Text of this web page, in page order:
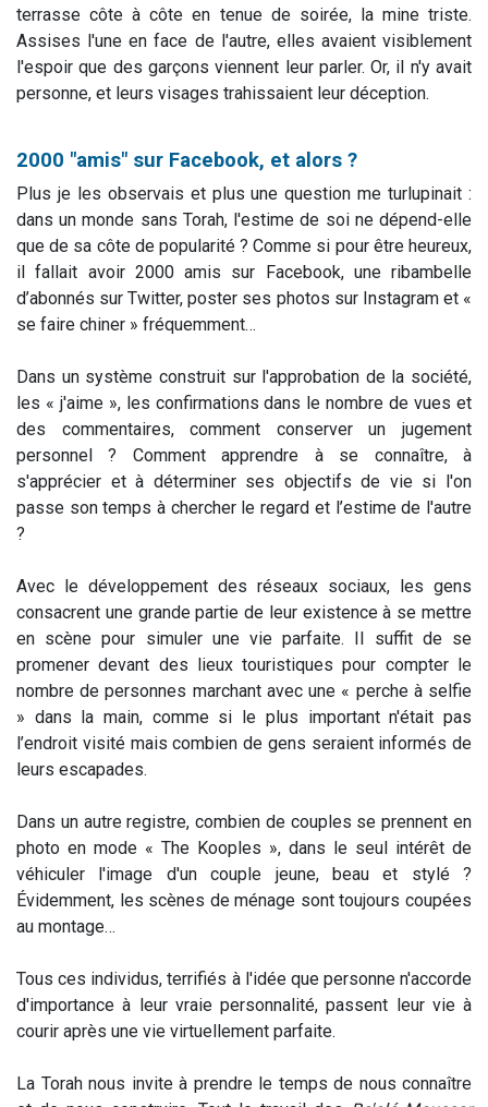
terrasse côte à côte en tenue de soirée, la mine triste.
Assises l'une en face de l'autre, elles avaient visiblement
l'espoir que des garçons viennent leur parler. Or, il n'y avait
personne, et leurs visages trahissaient leur déception.
2000 "amis" sur Facebook, et alors ?
Plus je les observais et plus une question me turlupinait :
dans un monde sans Torah, l'estime de soi ne dépend-elle
que de sa côte de popularité ? Comme si pour être heureux,
il fallait avoir 2000 amis sur Facebook, une ribambelle
d’abonnés sur Twitter, poster ses photos sur Instagram et «
se faire chiner » fréquemment…
Dans un système construit sur l'approbation de la société,
les « j'aime », les confirmations dans le nombre de vues et
des commentaires, comment conserver un jugement
personnel ? Comment apprendre à se connaître, à
s'apprécier et à déterminer ses objectifs de vie si l'on
passe son temps à chercher le regard et l’estime de l'autre
?
Avec le développement des réseaux sociaux, les gens
consacrent une grande partie de leur existence à se mettre
en scène pour simuler une vie parfaite. Il suffit de se
promener devant des lieux touristiques pour compter le
nombre de personnes marchant avec une « perche à selfie
» dans la main, comme si le plus important n'était pas
l’endroit visité mais combien de gens seraient informés de
leurs escapades.
Dans un autre registre, combien de couples se prennent en
photo en mode « The Kooples », dans le seul intérêt de
véhiculer l'image d'un couple jeune, beau et stylé ?
Évidemment, les scènes de ménage sont toujours coupées
au montage…
Tous ces individus, terrifiés à l'idée que personne n'accorde
d'importance à leur vraie personnalité, passent leur vie à
courir après une vie virtuellement parfaite.
La Torah nous invite à prendre le temps de nous connaître